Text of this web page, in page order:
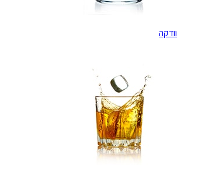
וודקה